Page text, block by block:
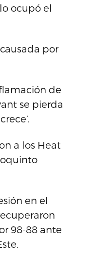
ocupó el
por
de
se pierda
a los Heat
en el
98-88 ante